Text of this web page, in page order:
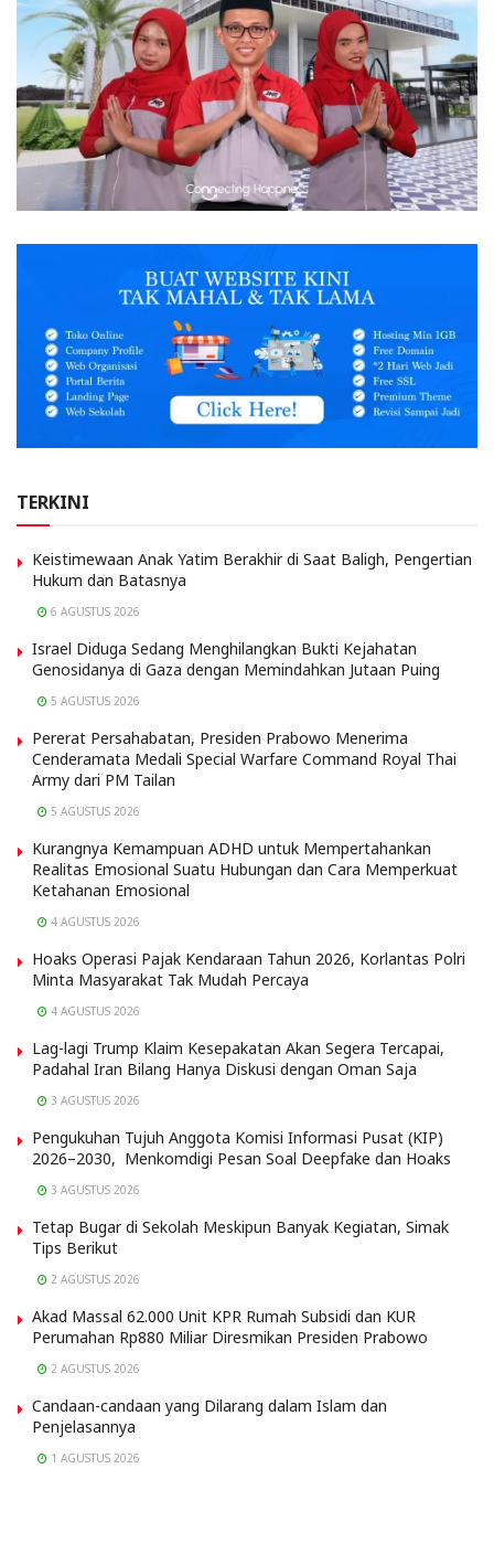
TERKINI
Keistimewaan Anak Yatim Berakhir di Saat Baligh, Pengertian
Hukum dan Batasnya
6 AGUSTUS 2026
Israel Diduga Sedang Menghilangkan Bukti Kejahatan
Genosidanya di Gaza dengan Memindahkan Jutaan Puing
5 AGUSTUS 2026
Pererat Persahabatan, Presiden Prabowo Menerima
Cenderamata Medali Special Warfare Command Royal Thai
Army dari PM Tailan
5 AGUSTUS 2026
Kurangnya Kemampuan ADHD untuk Mempertahankan
Realitas Emosional Suatu Hubungan dan Cara Memperkuat
Ketahanan Emosional
4 AGUSTUS 2026
Hoaks Operasi Pajak Kendaraan Tahun 2026, Korlantas Polri
Minta Masyarakat Tak Mudah Percaya
4 AGUSTUS 2026
Lag-lagi Trump Klaim Kesepakatan Akan Segera Tercapai,
Padahal Iran Bilang Hanya Diskusi dengan Oman Saja
3 AGUSTUS 2026
Pengukuhan Tujuh Anggota Komisi Informasi Pusat (KIP)
2026–2030, Menkomdigi Pesan Soal Deepfake dan Hoaks
3 AGUSTUS 2026
Tetap Bugar di Sekolah Meskipun Banyak Kegiatan, Simak
Tips Berikut
2 AGUSTUS 2026
Akad Massal 62.000 Unit KPR Rumah Subsidi dan KUR
Perumahan Rp880 Miliar Diresmikan Presiden Prabowo
2 AGUSTUS 2026
Candaan-candaan yang Dilarang dalam Islam dan
Penjelasannya
1 AGUSTUS 2026